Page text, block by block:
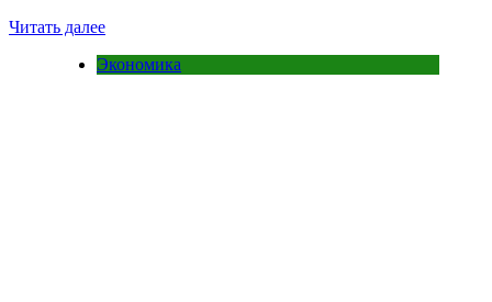
Читать далее
Экономика